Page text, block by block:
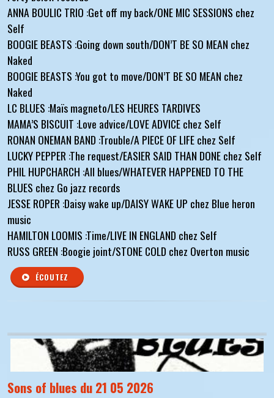
ANNA BOULIC TRIO :Get off my back/ONE MIC SESSIONS chez
Self
BOOGIE BEASTS :Going down south/DON’T BE SO MEAN chez
Naked
BOOGIE BEASTS :You got to move/DON’T BE SO MEAN chez
Naked
LC BLUES :Maïs magneto/LES HEURES TARDIVES
MAMA’S BISCUIT :Love advice/LOVE ADVICE chez Self
RONAN ONEMAN BAND :Trouble/A PIECE OF LIFE chez Self
LUCKY PEPPER :The request/EASIER SAID THAN DONE chez Self
PHIL HUPCHARCH :All blues/WHATEVER HAPPENED TO THE
BLUES chez Go jazz records
JESSE ROPER :Daisy wake up/DAISY WAKE UP chez Blue heron
music
HAMILTON LOOMIS :Time/LIVE IN ENGLAND chez Self
RUSS GREEN :Boogie joint/STONE COLD chez Overton music
ÉCOUTEZ
Sons of blues du 21 05 2026